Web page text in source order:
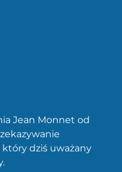
Jean Monnet od
który dziś uważany